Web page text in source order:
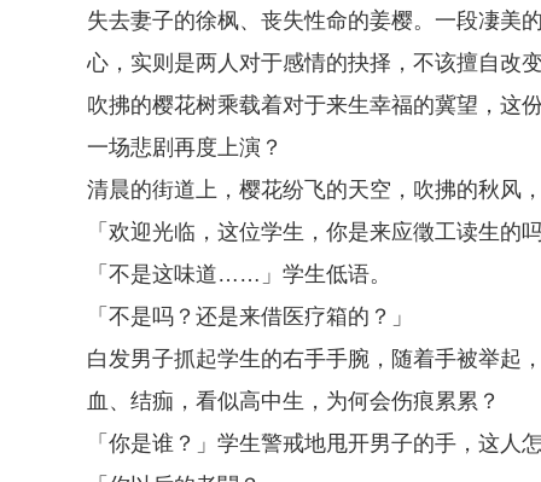
失去妻子的徐枫、丧失性命的姜樱。一段凄美
心，实则是两人对于感情的抉择，不该擅自改
吹拂的樱花树乘载着对于来生幸福的冀望，这
一场悲剧再度上演？
清晨的街道上，樱花纷飞的天空，吹拂的秋风
「欢迎光临，这位学生，你是来应徵工读生
「不是这味道……」学生低语。
「不是吗？还是来借医疗箱的？」
白发男子抓起学生的右手手腕，随着手被举起
血、结痂，看似高中生，为何会伤痕累累？
「你是谁？」学生警戒地甩开男子的手，这人